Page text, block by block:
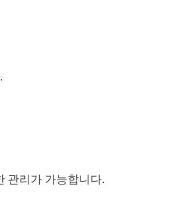
관리가 가능합니다.